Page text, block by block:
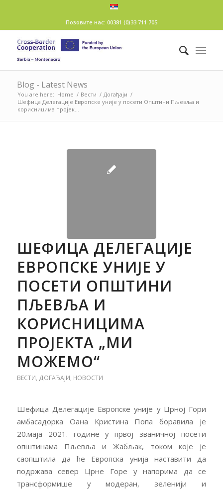
Позовите нас: 00381 (0)33 711 705
Blog - Latest News
You are here: Home / Вести / Догађаји /
Шефица Делегације Европске уније у посети Општини Пљевља и
корисницима пројек...
ШЕФИЦА ДЕЛЕГАЦИЈЕ
ЕВРОПСКЕ УНИЈЕ У
ПОСЕТИ ОПШТИНИ
ПЉЕВЉА И
КОРИСНИЦИМА
ПРОЈЕКТА „МИ
МОЖЕМО“
ВЕСТИ, ДОГАЂАЈИ, НОВОСТИ
Шефица Делегације Европске уније у Црној Гори
амбасадорка Оана Кристина Попа боравила је
20.маја 2021. године у првој званичној посети
општинама Пљевља и Жабљак, током које је
саопштила да ће Европска унија наставити да
подржава север Црне Горе у напорима да се
трансформише у модеран, зеленији и